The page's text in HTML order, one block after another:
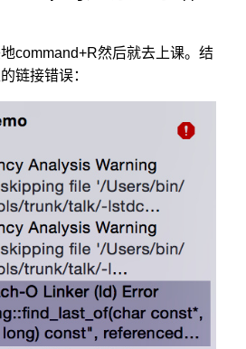
command+R然后就去上课。结
链接错误：